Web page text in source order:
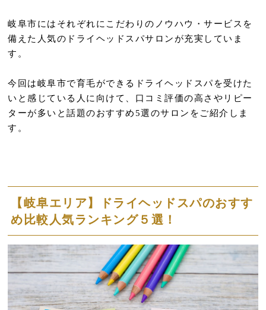
岐阜市にはそれぞれにこだわりのノウハウ・サービスを
備えた人気のドライヘッドスパサロンが充実していま
す。
今回は岐阜市で育毛ができるドライヘッドスパを受けた
いと感じている人に向けて、口コミ評価の高さやリピー
ターが多いと話題のおすすめ5選のサロンをご紹介しま
す。
【岐阜エリア】ドライヘッドスパのおすす
め比較人気ランキング５選！